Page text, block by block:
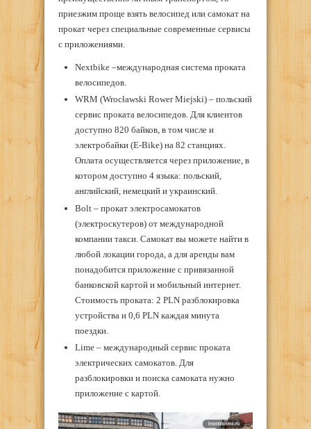
приезжим проще взять велосипед или самокат на
прокат через специальные современные сервисы
с приложениями.
Nextbike –международная система проката
велосипедов.
WRM (Wrocławski Rower Miejski) – польский
сервис проката велосипедов. Для клиентов
доступно 820 байков, в том числе и
электробайки (E-Bike) на 82 станциях.
Оплата осуществляется через приложение, в
котором доступно 4 языка: польский,
английский, немецкий и украинский.
Bolt – прокат электросамокатов
(электроскутеров) от международной
компании такси. Самокат вы можете найти в
любой локации города, а для аренды вам
понадобится приложение с привязанной
банковской картой и мобильный интернет.
Стоимость проката: 2 PLN разблокировка
устройства и 0,6 PLN каждая минута
поездки.
Lime – международный сервис проката
электрических самокатов. Для
разблокировки и поиска самоката нужно
приложение с картой.